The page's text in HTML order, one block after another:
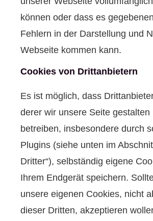
können oder dass es
Fehlern in der Darstellung und
Webseite kommen kann.
Cookies von Drittanbietern
Es ist möglich, dass
derer wir unsere Seite gestalten
betreiben, insbesondere durch
Plugins (siehe unten im
Dritter“), selbständig eigene
Ihrem Endgerät speichern.
unsere eigenen Cookies, nicht
dieser Dritten, akzeptieren